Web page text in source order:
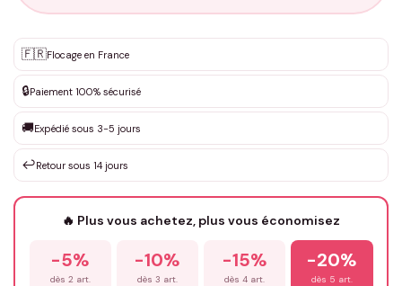
✨ Personnalisation sur mesure
DEVIS GRATUIT · Personnalisation de 3 à 10€ selon la demande
Que souhaitez-vous ?*
Votre texte / idée*
Prénom*
🇫🇷Flocage en France
🔒Paiement 100% sécurisé
🚚Expédié sous 3-5 jours
↩️Retour sous 14 jours
🔥 Plus vous achetez, plus vous économisez
-5%
dès 2 art.
-10%
dès 3 art.
-15%
dès 4 art.
-20%
dès 5 art.